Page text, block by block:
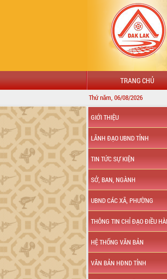
TRANG CHỦ
Thứ năm, 06/08/2026
GIỚI THIỆU
LÃNH ĐẠO UBND TỈNH
TIN TỨC SỰ KIỆN
SỞ, BAN, NGÀNH
UBND CÁC XÃ, PHƯỜNG
THÔNG TIN CHỈ ĐẠO ĐIỀU
HỆ THỐNG VĂN BẢN
VĂN BẢN HĐND TỈNH